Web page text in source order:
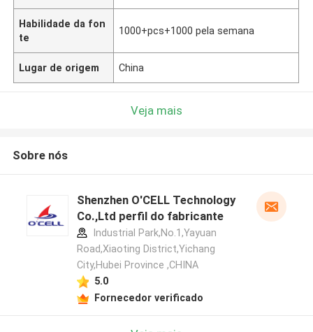
Habilidade da fon
te
1000+pcs+1000 pela semana
Lugar de origem China
Veja mais
Sobre nós
Shenzhen O'CELL Technology
Co.,Ltd perfil do fabricante
Industrial Park,No.1,Yayuan
Road,Xiaoting District,Yichang
City,Hubei Province ,CHINA
5.0
Fornecedor verificado